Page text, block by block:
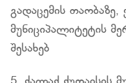
გადაცემის თაობაზე,
მუნიციპალიტეტის
შესახებ